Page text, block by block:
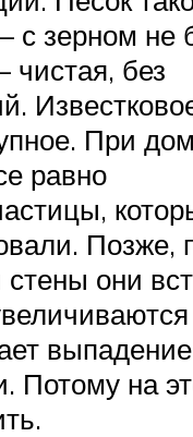
зерном не
без
При
равно
Позже,
они
выпадение
Потому на